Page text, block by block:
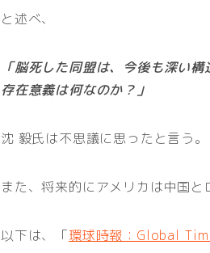
と述べ、
「脳死した同盟は、今後も深い
存在意義は何なのか？」
沈 毅氏は不思議に思ったと言う。
また、将来的にアメリカは中国と
以下は、「環球時報：Global